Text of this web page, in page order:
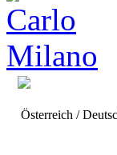
Österreich /